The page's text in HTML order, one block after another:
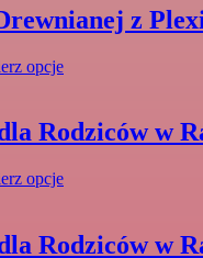
stronie
produktu
z
opcjeTen
wiele
wariantów.
można
stronie
Rodziców w
opcjeTen
wiele
Rodziców w